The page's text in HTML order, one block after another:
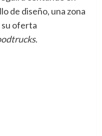
de diseño, una zona
su oferta
.